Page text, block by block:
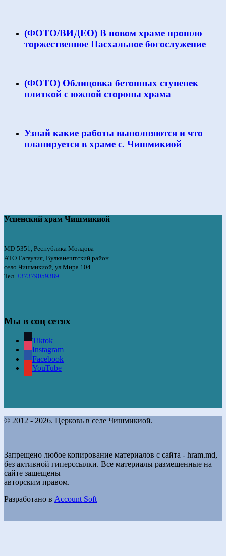
(ФОТО/ВИДЕО) В новом храме прошло
торжественное Пасхальное богослужение
(ФОТО) Облицовка бетонных ступенек
плиткой с южной стороны храма
Узнай какие работы выполняются и что
планируется в храме с. Чишмикиой
Успенский храм Чишмикиой
MD-5351, Республика Молдова
АТО Гагаузия, Вулканештский район
село Чишмикиой, ул.Мира 104
Тел. +37379059389
Мы в соц сетях
Tiktok
Instagram
Facebook
YouTube
© 2012 - 2026. Церковь в селе Чишмикиой.
Запрещено любое копирование материалов с сайта - hram.md,
без активной гиперссылки. Все материалы размещенные на
сайте защещены
авторским правом.
Разработано в Account Soft